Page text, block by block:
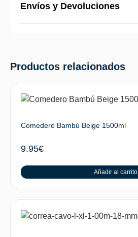
Envíos y Devoluciones
Productos relacionados
Comedero Bambú Beige 1500ml
9.95€
Añadir al carrito